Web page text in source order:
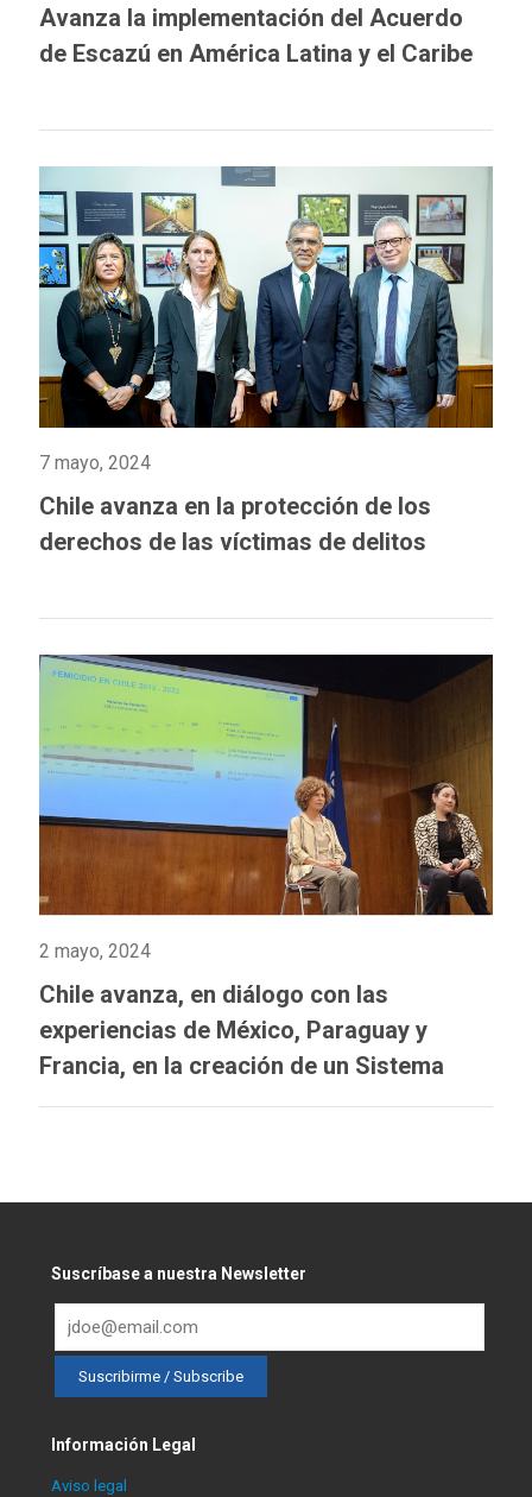
Avanza la implementación del Acuerdo
de Escazú en América Latina y el Caribe
7 mayo, 2024
Chile avanza en la protección de los
derechos de las víctimas de delitos
2 mayo, 2024
Chile avanza, en diálogo con las
experiencias de México, Paraguay y
Francia, en la creación de un Sistema
Integrado de Información sobre Violencia
Suscríbase a nuestra Newsletter
Información Legal
Aviso legal